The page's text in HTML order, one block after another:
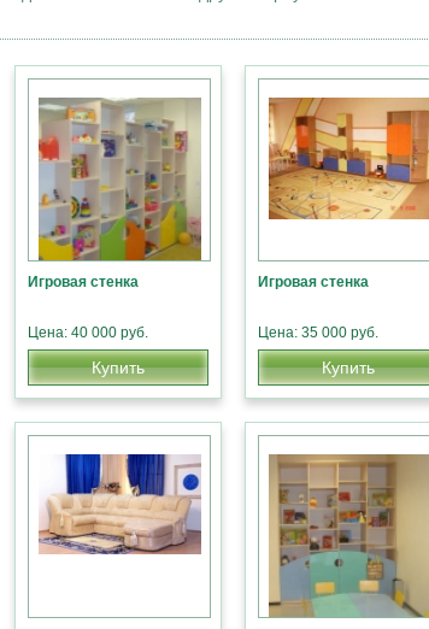
Игровая стенка
Цена: 40 000 руб.
Купить
Игровая стенка
Цена: 35 000 руб.
Купить